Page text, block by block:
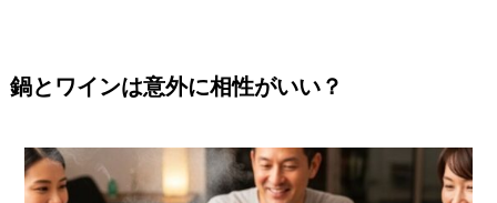
鍋とワインは意外に相性がいい？